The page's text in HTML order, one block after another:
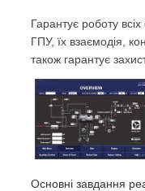
Гарантує роботу
ГПУ, їх взаємодія,
також гарантує
Основні завдання